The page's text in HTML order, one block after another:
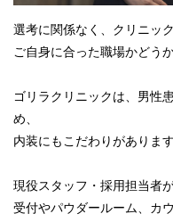
選考に関係なく、クリニッ
ご自身に合った職場かどう
ゴリラクリニックは、男性
め、
内装にもこだわりがあります
現役スタッフ・採用担当者
受付やパウダールーム、カ